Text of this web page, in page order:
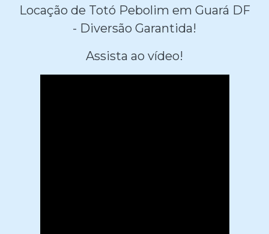
Locação de Totó Pebolim em Guará DF
- Diversão Garantida!
Assista ao vídeo!